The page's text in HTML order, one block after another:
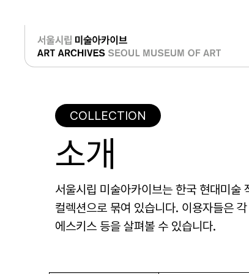
로그인
COLLECTION
소개
서울시립 미술아카이브는 한국 현대미술
컬렉션으로 묶여 있습니다. 이용자들은
에스키스 등을 살펴볼 수 있습니다.